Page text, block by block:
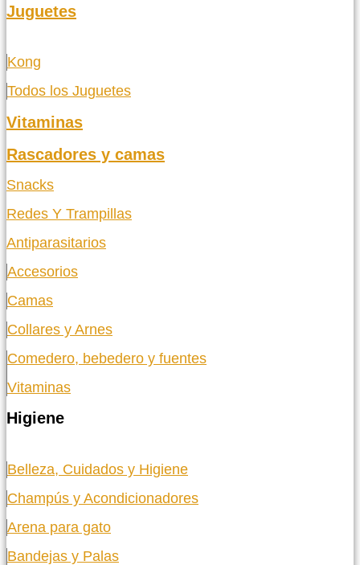
Juguetes
Kong
Todos los Juguetes
Vitaminas
Rascadores y camas
Snacks
Redes Y Trampillas
Antiparasitarios
Accesorios
Camas
Collares y Arnes
Comedero, bebedero y fuentes
Vitaminas
Higiene
Belleza, Cuidados y Higiene
Champús y Acondicionadores
Arena para gato
Bandejas y Palas